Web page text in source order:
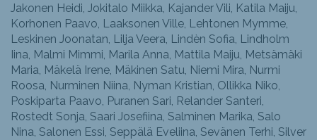
Jakonen Heidi, Jokitalo Miikka, Kajander Vili, Katila Maiju,
Korhonen Paavo, Laaksonen Ville, Lehtonen Mymme,
Leskinen Joonatan, Lilja Veera, Lindèn Sofia, Lindholm
Iina, Malmi Mimmi, Marila Anna, Mattila Maiju, Metsämäki
Maria, Mäkelä Irene, Mäkinen Satu, Niemi Mira, Nurmi
Roosa, Nurminen Niina, Nyman Kristian, Ollikka Niko,
Poskiparta Paavo, Puranen Sari, Relander Santeri,
Rostedt Sonja, Saari Josefiina, Salminen Marika, Salo
Nina, Salonen Essi, Seppälä Eveliina, Sevänen Terhi, Silver